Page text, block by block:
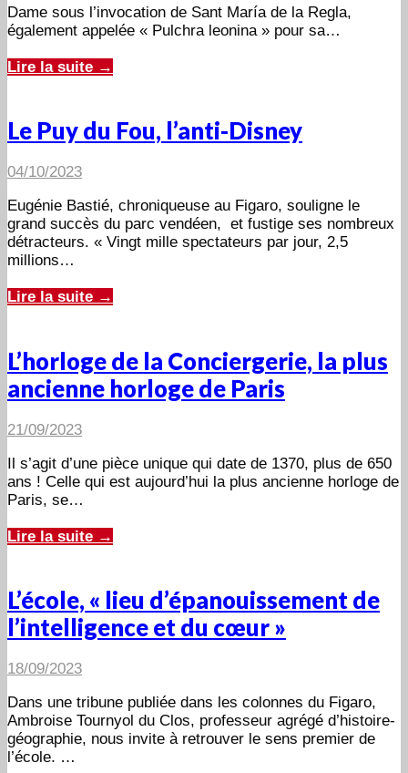
Dame sous l’invocation de Sant María de la Regla,
également appelée « Pulchra leonina » pour sa…
Lire la suite →
Le Puy du Fou, l’anti-Disney
04/10/2023
Eugénie Bastié, chroniqueuse au Figaro, souligne le
grand succès du parc vendéen, et fustige ses nombreux
détracteurs. « Vingt mille spectateurs par jour, 2,5
millions…
Lire la suite →
L’horloge de la Conciergerie, la plus
ancienne horloge de Paris
21/09/2023
Il s’agit d’une pièce unique qui date de 1370, plus de 650
ans ! Celle qui est aujourd’hui la plus ancienne horloge de
Paris, se…
Lire la suite →
L’école, « lieu d’épanouissement de
l’intelligence et du cœur »
18/09/2023
Dans une tribune publiée dans les colonnes du Figaro,
Ambroise Tournyol du Clos, professeur agrégé d’histoire-
géographie, nous invite à retrouver le sens premier de
l’école. …